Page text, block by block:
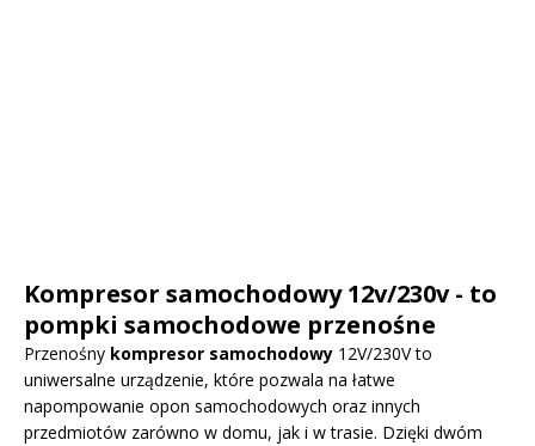
Kompresor samochodowy 12v/230v - to
pompki samochodowe przenośne
Przenośny kompresor samochodowy 12V/230V to
uniwersalne urządzenie, które pozwala na łatwe
napompowanie opon samochodowych oraz innych
przedmiotów zarówno w domu, jak i w trasie. Dzięki dwóm